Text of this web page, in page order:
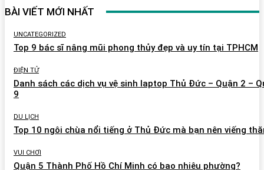
BÀI VIẾT MỚI NHẤT
UNCATEGORIZED
Top 9 bác sĩ nâng mũi phong thủy đẹp và uy tín tại TPHCM
ĐIỆN TỬ
Danh sách các dịch vụ vệ sinh laptop Thủ Đức – Quận 2 –
9
DU LỊCH
Top 10 ngôi chùa nổi tiếng ở Thủ Đức mà bạn nên viếng
VUI CHƠI
Quận 5 Thành Phố Hồ Chí Minh có bao nhiêu phường?